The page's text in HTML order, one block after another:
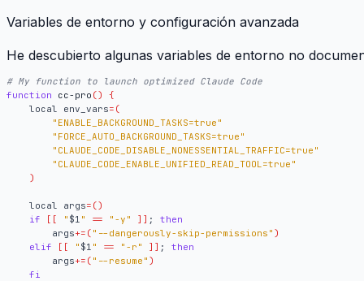
Variables de entorno y configuración avanzada
He descubierto algunas variables de entorno no
# My function to launch optimized Claude Code
function cc-pro ()
{
local
env_vars=(
"ENABLE_BACKGROUND_TASKS=true"
"FORCE_AUTO_BACKGROUND_TASKS=true"
"CLAUDE_CODE_DISABLE_NONESSENTIAL_TRAFFIC=true"
"CLAUDE_CODE_ENABLE_UNIFIED_READ_TOOL=true"
)
local args=()
if
[[ " $1 " == "-y" ]] ;
then
args+=( "--dangerously-skip-permissions" )
elif
[[ " $1 " == "-r" ]] ;
then
args+=( "--resume" )
fi